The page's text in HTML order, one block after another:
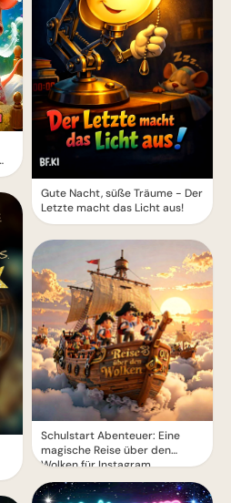
Gute Nacht, süße Träume - Der
Letzte macht das Licht aus!
Schulstart Abenteuer: Eine
magische Reise über den
Wolken für Instagram